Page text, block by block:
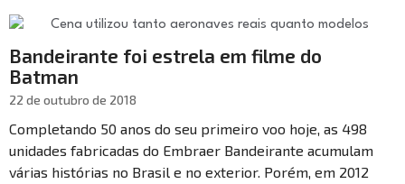
Bandeirante foi estrela em filme do
Batman
22 de outubro de 2018
Completando 50 anos do seu primeiro voo hoje, as 498
unidades fabricadas do Embraer Bandeirante acumulam
várias histórias no Brasil e no exterior. Porém, em 2012